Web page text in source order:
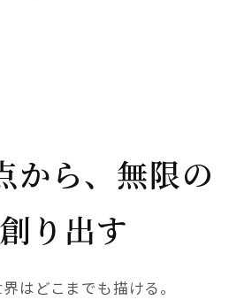
から、無限の
り出す
はどこまでも描ける。